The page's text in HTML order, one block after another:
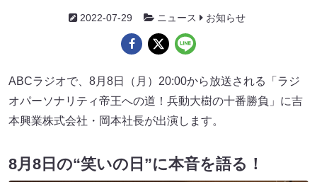
2022-07-29 ニュース お知らせ
ABCラジオで、8月8日（月）20:00から放送される「ラジ
オパーソナリティ帝王への道！兵動大樹の十番勝負」に吉
本興業株式会社・岡本社長が出演します。
8月8日の“笑いの日”に本音を語る！